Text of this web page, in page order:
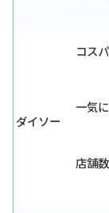
ダイソー
コス
一気に
店舗